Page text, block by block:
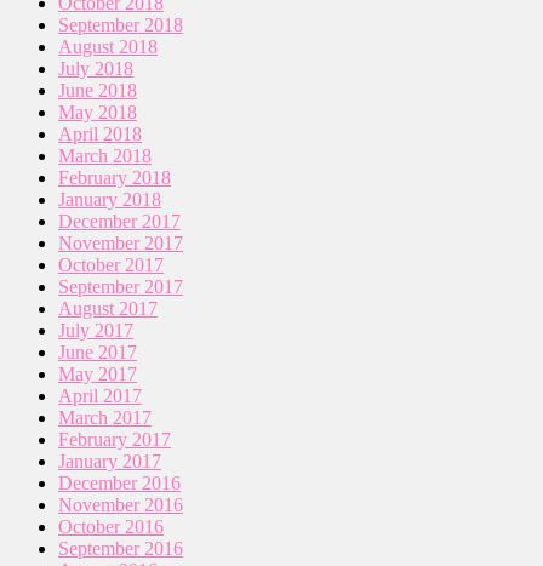
September 2018
August 2018
July 2018
June 2018
May 2018
April 2018
March 2018
February 2018
January 2018
December 2017
November 2017
October 2017
September 2017
August 2017
July 2017
June 2017
May 2017
April 2017
March 2017
February 2017
January 2017
December 2016
November 2016
October 2016
September 2016